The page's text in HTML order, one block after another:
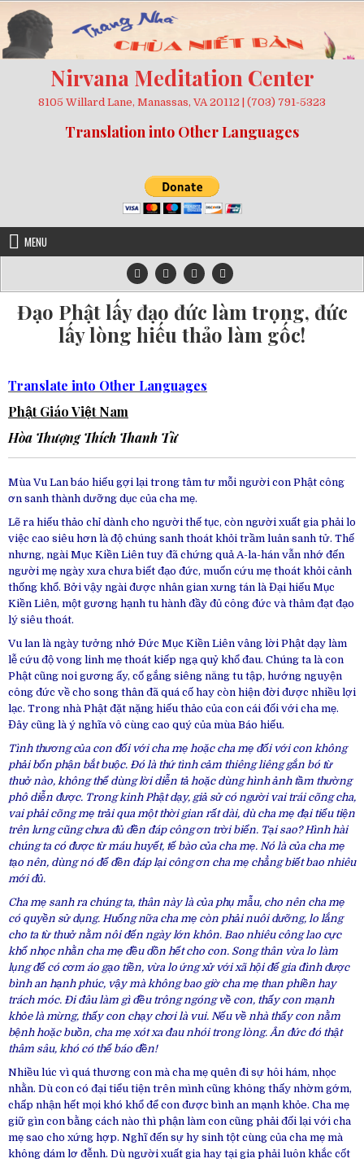
to
content
Nirvana Meditation Center
8105 Willard Lane, Manassas, VA 20112 | (703) 791-5323
Translation into Other Languages
MENU
Đạo Phật lấy đạo đức làm trọng, đức
lấy lòng hiếu thảo làm gốc!
Translate into Other Languages
Phật Giáo Việt Nam
Hòa ThượngThích Thanh Từ
Mùa Vu Lan báo hiếu gợi lại trong tâm tư mỗi người con Phật công
ơn sanh thành dưỡng dục của cha mẹ.
Lẽ ra hiếu thảo chỉ dành cho người thế tục, còn người xuất gia phải lo
việc cao siêu hơn là độ chúng sanh thoát khỏi trầm luân sanh tử. Thế
nhưng, ngài Mục Kiền Liên tuy đã chứng quả A-la-hán vẫn nhớ đến
người mẹ ngày xưa chưa biết đạo đức, muốn cứu mẹ thoát khỏi cảnh
thống khổ. Bởi vậy ngài được nhân gian xưng tán là Đại hiếu Mục
Kiền Liên, một gương hạnh tu hành đầy đủ công đức và thâm đạt đạo
lý siêu thoát.
Vu lan là ngày tưởng nhớ Đức Mục Kiền Liên vâng lời Phật dạy làm
lễ cứu độ vong linh mẹ thoát kiếp ngạ quỷ khổ đau. Chúng ta là con
Phật cũng noi gương ấy, cố gắng siêng năng tu tập, hướng nguyện
công đức về cho song thân đã quá cố hay còn hiện đời được nhiều lợi
lạc. Trong nhà Phật đặt nặng hiếu thảo của con cái đối với cha mẹ.
Đây cũng là ý nghĩa vô cùng cao quý của mùa Báo hiếu.
Tình thương của con đối với cha mẹ hoặc cha mẹ đối với con không
phải bổn phận bắt buộc. Đó là thứ tình cảm thiêng liêng gắn bó từ
thuở nào, không thể dùng lời diễn tả hoặc dùng hình ảnh tầm thường
phô diễn được. Trong kinh Phật dạy, giả sử có người vai trái cõng cha,
vai phải cõng mẹ trải qua một thời gian rất dài, dù cha mẹ đại tiểu tiện
trên lưng cũng chưa đủ đền đáp công ơn trời biển. Tại sao? Hình hài
chúng ta có được từ máu huyết, tế bào của cha mẹ. Nó là của cha mẹ
tạo nên, dùng nó để đền đáp lại công ơn cha mẹ chẳng biết bao nhiêu
mới đủ.
Cha mẹ sanh ra chúng ta, thân này là của phụ mẫu, cho nên cha mẹ
có quyền sử dụng. Huống nữa cha mẹ còn phải nuôi dưỡng, lo lắng
cho ta từ thuở nằm nôi đến ngày lớn khôn. Bao nhiêu công lao cực
khổ nhọc nhằn cha mẹ đều dồn hết cho con. Song thân vừa lo làm
lụng để có cơm áo gạo tiền, vừa lo ứng xử với xã hội để gia đình được
bình an hạnh phúc, vậy mà không bao giờ cha mẹ than phiền hay
trách móc. Đi đâu làm gì đều trông ngóng về con, thấy con mạnh
khỏe là mừng, thấy con chạy chơi là vui. Nếu về nhà thấy con nằm
bệnh hoặc buồn, cha mẹ xót xa đau nhói trong lòng. Ân đức đó thật
thâm sâu, khó có thể báo đền!
Nhiều lúc vì quá thương con mà cha mẹ quên đi sự hôi hám, nhọc
nhằn. Dù con có đại tiểu tiện trên mình cũng không thấy nhờm gớm,
chấp nhận hết mọi khó khổ để con được bình an mạnh khỏe. Cha mẹ
giữ gìn con bằng cách nào thì phận làm con cũng phải đối lại với cha
mẹ sao cho xứng hợp. Nghĩ đến sự hy sinh tột cùng của cha mẹ mà
không dám lơ đễnh. Dù người xuất gia hay tại gia phải luôn khắc cốt